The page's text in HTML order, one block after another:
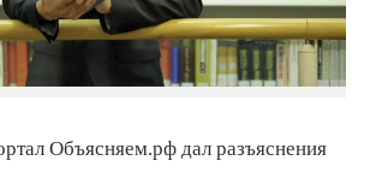
Объясняем.рф дал разъяснения